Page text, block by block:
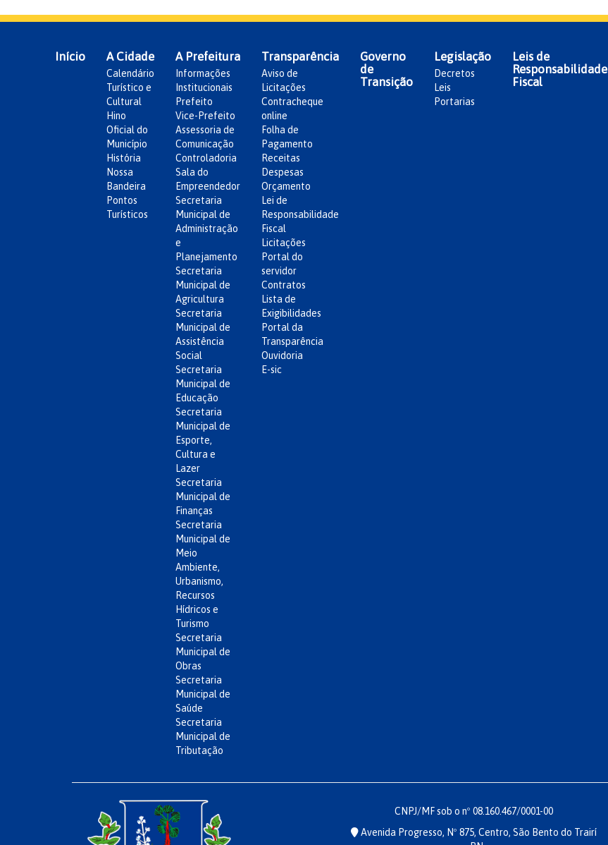
Início A Cidade
Calendário
Turístico e
Cultural
Hino
Oficial do
Município
História
Nossa
Bandeira
Pontos
Turísticos
A Prefeitura
Informações
Institucionais
Prefeito
Vice-Prefeito
Assessoria de
Comunicação
Controladoria
Sala do
Empreendedor
Secretaria
Municipal de
Administração
e
Planejamento
Secretaria
Municipal de
Agricultura
Secretaria
Municipal de
Assistência
Social
Secretaria
Municipal de
Educação
Secretaria
Municipal de
Esporte,
Cultura e
Lazer
Secretaria
Municipal de
Finanças
Secretaria
Municipal de
Meio
Ambiente,
Urbanismo,
Recursos
Hídricos e
Turismo
Secretaria
Municipal de
Obras
Secretaria
Municipal de
Saúde
Secretaria
Municipal de
Tributação
Transparência
Aviso de
Licitações
Contracheque
online
Folha de
Pagamento
Receitas
Despesas
Orçamento
Lei de
Responsabilidade
Fiscal
Licitações
Portal do
servidor
Contratos
Lista de
Exigibilidades
Portal da
Transparência
Ouvidoria
E-sic
Governo
de
Transição
Legislação
Decretos
Leis
Portarias
Leis de
Responsabilidade
Fiscal
CNPJ/MF sob o nº 08.160.467/0001-00
Avenida Progresso, Nº 875, Centro, São Bento do Trairí